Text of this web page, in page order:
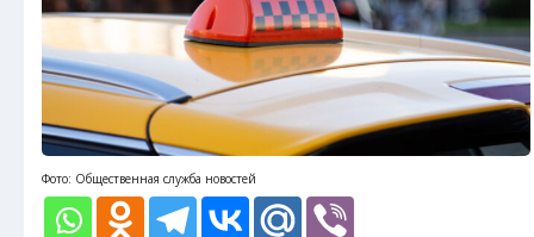
Фото: Общественная служба новостей